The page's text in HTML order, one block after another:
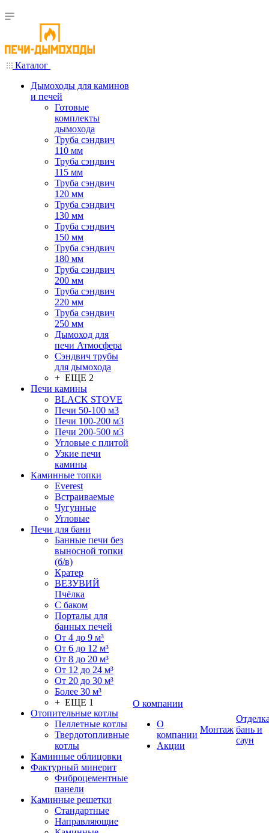
Каталог
Дымоходы для каминов
и печей
Готовые
комплекты
дымохода
Труба сэндвич
110 мм
Труба сэндвич
115 мм
Труба сэндвич
120 мм
Труба сэндвич
130 мм
Труба сэндвич
150 мм
Труба сэндвич
180 мм
Труба сэндвич
200 мм
Труба сэндвич
220 мм
Труба сэндвич
250 мм
Дымоход для
печи Атмосфера
Сэндвич трубы
для дымохода
+ ЕЩЕ 2
Печи камины
BLACK STOVE
Печи 50-100 м3
Печи 100-200 м3
Печи 200-500 м3
Угловые с плитой
Узкие печи
камины
Каминные топки
Everest
Встраиваемые
Чугунные
Угловые
Печи для бани
Банные печи без
выносной топки
(б/в)
Кратер
ВЕЗУВИЙ
Пчёлка
С баком
Порталы для
банных печей
От 4 до 9 м³
От 6 до 12 м³
От 8 до 20 м³
От 12 до 24 м³
От 20 до 30 м³
Более 30 м³
+ ЕЩЕ 1
Отопительные котлы
Пеллетные котлы
Твердотопливные
котлы
Каминные облицовки
Фактурный минерит
Фиброцементные
панели
Каминные решетки
Стандартные
Направляющие
О компании
О
компании
Акции
Монтаж бань и
саун